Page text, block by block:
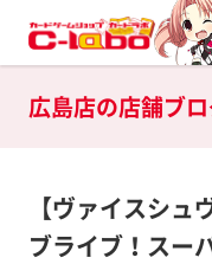
広島店の店舗ブ
【ヴァイスシ
ブライブ！スー